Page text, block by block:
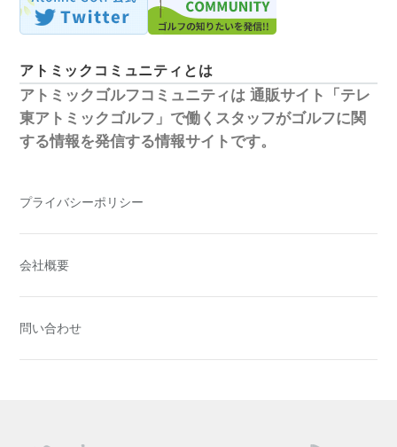
アトミックコミュニティとは
アトミックゴルフコミュニティは 通販サイト「テレ
東アトミックゴルフ」で働くスタッフがゴルフに関
する情報を発信する情報サイトです。
プライバシーポリシー
会社概要
問い合わせ